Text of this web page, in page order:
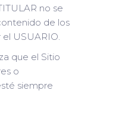
no se
de los
USUARIO.
que el Sitio
o
siempre